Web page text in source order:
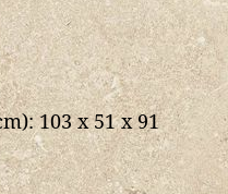
103 x 51 x 91